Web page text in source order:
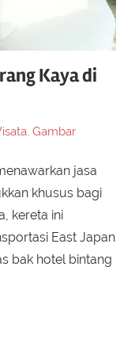
Kaya di
, Gambar
jasa
khusus bagi
kereta ini
East Japan
bak hotel bintang